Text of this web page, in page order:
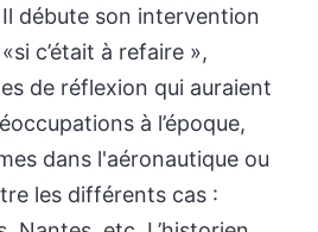
Il débute son intervention
c’était à refaire »,
de réflexion qui auraient
à l’époque,
dans l'aéronautique ou
les différents cas :